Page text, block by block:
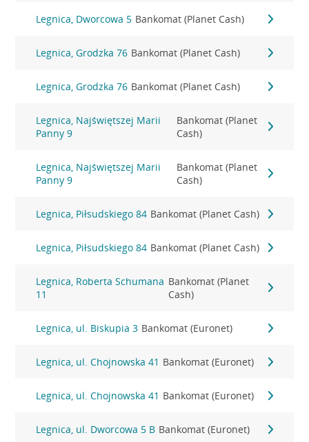
Legnica, Dworcowa 5 Bankomat (Planet Cash)
Legnica, Grodzka 76 Bankomat (Planet Cash)
Legnica, Grodzka 76 Bankomat (Planet Cash)
Legnica, Najświętszej Marii
Panny 9
Bankomat (Planet
Cash)
Legnica, Najświętszej Marii
Panny 9
Bankomat (Planet
Cash)
Legnica, Piłsudskiego 84 Bankomat (Planet Cash)
Legnica, Piłsudskiego 84 Bankomat (Planet Cash)
Legnica, Roberta Schumana
11
Bankomat (Planet
Cash)
Legnica, ul. Biskupia 3 Bankomat (Euronet)
Legnica, ul. Chojnowska 41 Bankomat (Euronet)
Legnica, ul. Chojnowska 41 Bankomat (Euronet)
Legnica, ul. Dworcowa 5 B Bankomat (Euronet)